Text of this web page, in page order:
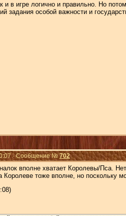
и в игре логично и правильно. Но
особой важности и
· Сообщение №702
вполне хватает Королевы/Пса.
Королеве тоже вполне, но поскольку